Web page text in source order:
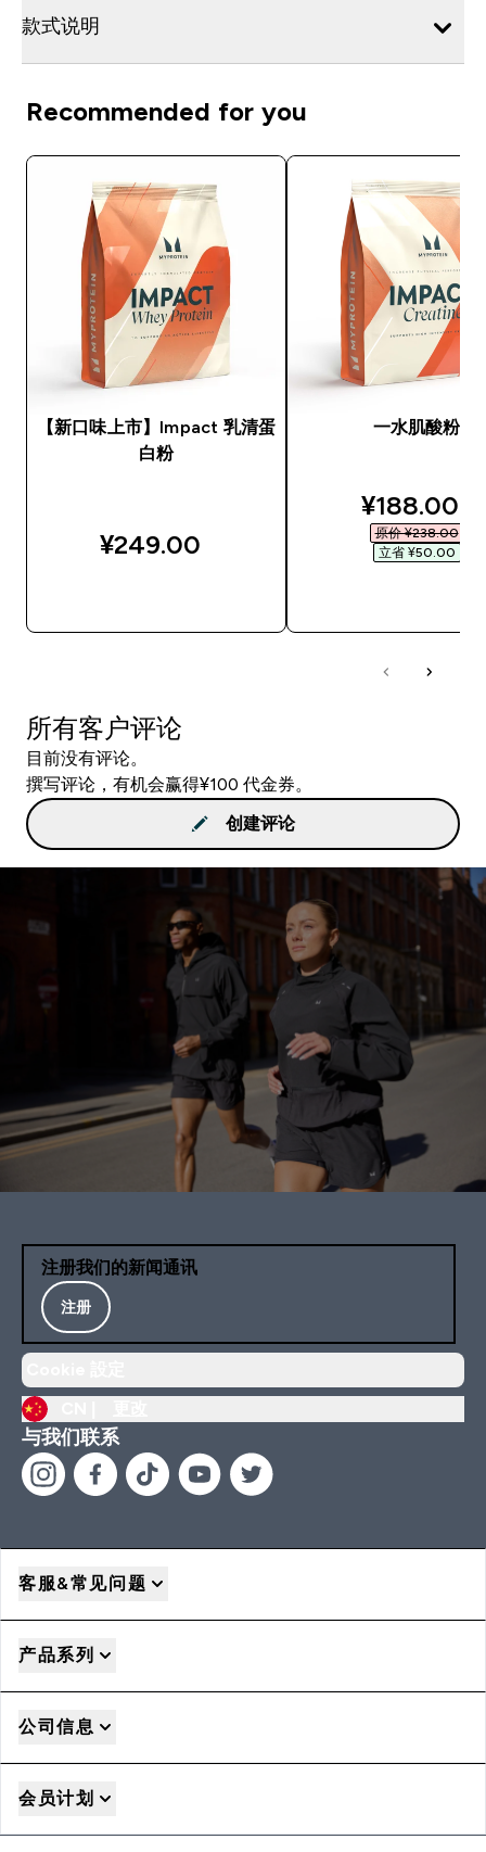
款式说明
Recommended for you
【新口味上市】Impact 乳清蛋
白粉
¥249.00‎
一水肌酸粉
¥188.00‎
原价 ¥238.00‎
立省 ¥50.00‎
所有客户评论
目前没有评论。
撰写评论，有机会赢得¥100 代金券。
创建评论
注册我们的新闻通讯
注册
与我们联系
客服&常见问题
产品系列
公司信息
会员计划